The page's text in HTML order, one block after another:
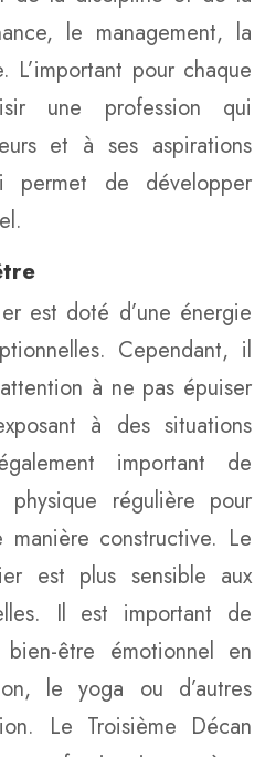
le management, la
pour chaque
une profession qui
et à ses aspirations
de développer
est doté d’une énergie
Cependant, il
à ne pas épuiser
à des situations
important de
régulière pour
constructive. Le
est plus sensible aux
Il est important de
être émotionnel en
le yoga ou d’autres
Le Troisième Décan